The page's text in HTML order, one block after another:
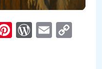
PinterestEmail